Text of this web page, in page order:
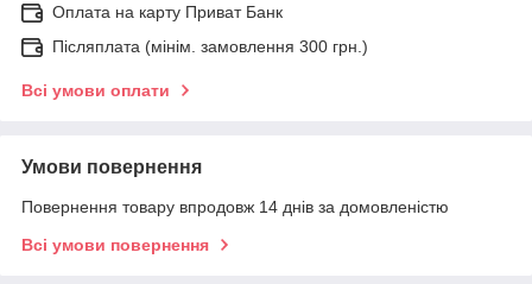
Оплата на карту Приват Банк
Післяплата (мінім. замовлення 300 грн.)
Всі умови оплати
Умови повернення
Повернення товару впродовж 14 днів за домовленістю
Всі умови повернення